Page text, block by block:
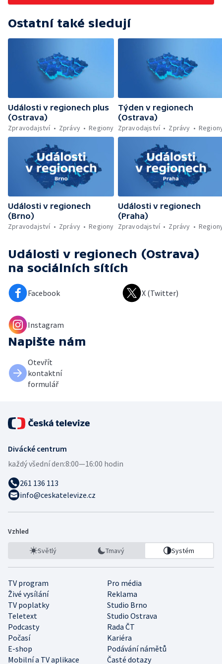
sítí ČT — Dobrovolný vojenský výcvik
dvoraně Bredy
Ostatní také sledují
Události v regionech plus
(Ostrava)
Zpravodajství
Zprávy Regiony
Týden v regionech
(Ostrava)
Zpravodajství
Zprávy
Události v regionech
(Brno)
Zpravodajství
Zprávy Regiony
Události v regionech
(Praha)
Zpravodajství
Zprávy
Události v regionech (Ostrava)
na sociálních sítích
Facebook X (Twitter)
Instagram
Napište nám
Otevřít
kontaktní
formulář
Divácké centrum
každý všední den:8:00—16:00 hodin
261 136 113
info@ceskatelevize.cz
Vzhled
Světlý Tmavý Systém
TV program
Pro média
Živé vysílání
Reklama
TV poplatky
Studio Brno
Teletext
Studio Ostrava
Podcasty
Rada ČT
Počasí
Kariéra
E-shop
Podávání námětů
Mobilní a TV aplikace
Časté dotazy